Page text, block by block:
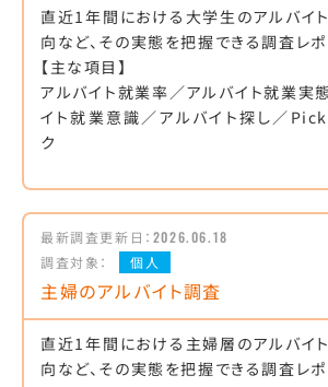
直近1年間における大学生のアルバイ
向など、その実態を把握できる調査レポ
【主な項目】
アルバイト就業率／アルバイト就業実
イト就業意識／アルバイト探し／
ク
最新調査更新日： 2026.06.18
調査対象：
個人
主婦のアルバイト調査
直近1年間における主婦層のアルバイ
向など、その実態を把握できる調査レポ